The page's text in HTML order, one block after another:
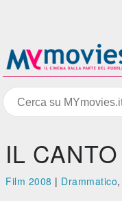
IL
Film 2008 | Drammatico,